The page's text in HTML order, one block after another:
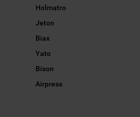
Holmatro
Jeton
Biax
Yato
Bison
Airpress